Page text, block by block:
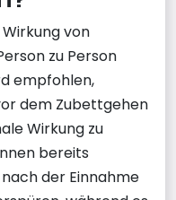
von
zu Person
empfohlen,
dem Zubettgehen
Wirkung zu
bereits
der Einnahme